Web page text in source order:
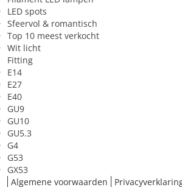
LED spots
Sfeervol & romantisch
Top 10 meest verkocht
Wit licht
Fitting
E14
E27
E40
GU9
GU10
GU5.3
G4
G53
GX53
Algemene voorwaarden